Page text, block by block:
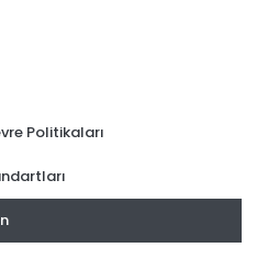
Politikaları